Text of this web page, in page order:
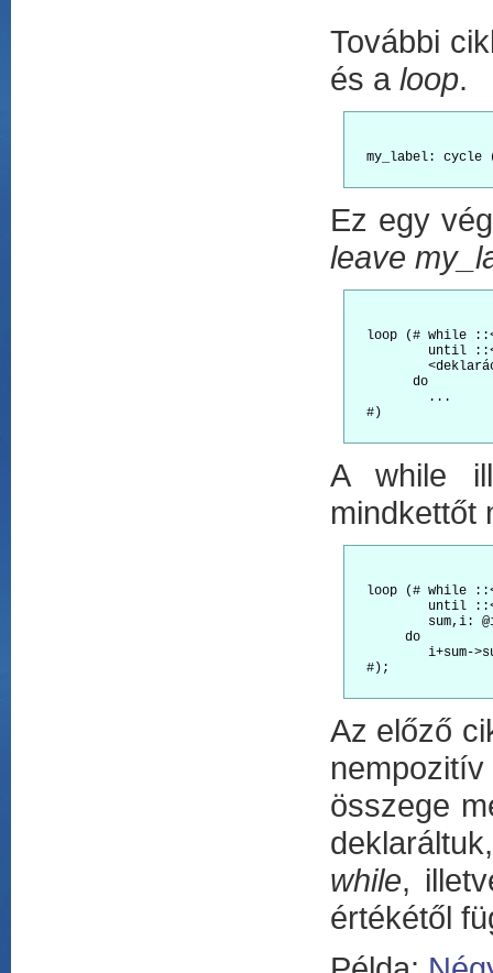
További
és a loop.
my_label: cycle
Ez egy
leave
loop (# while
until
        do
          ...
  #)
A while
mindkettőt
loop (# while
until
sum,i:
       do
i+sum-
  #);
Az előző
összege
while,
értékétől